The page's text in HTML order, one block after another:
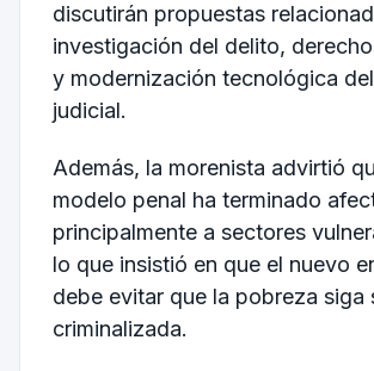
discutirán propuestas
investigación del delito,
y modernización tecnológica
judicial.
Además, la morenista advirtió
modelo penal ha terminado
principalmente a sectores
lo que insistió en que el nuevo
debe evitar que la pobreza siga
criminalizada.